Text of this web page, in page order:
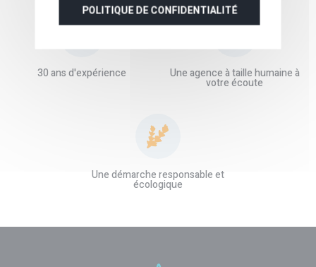
30 ans d'expérience Une agence à taille humaine à
votre écoute
Une démarche responsable et
écologique
POLITIQUE DE CONFIDENTIALITÉ